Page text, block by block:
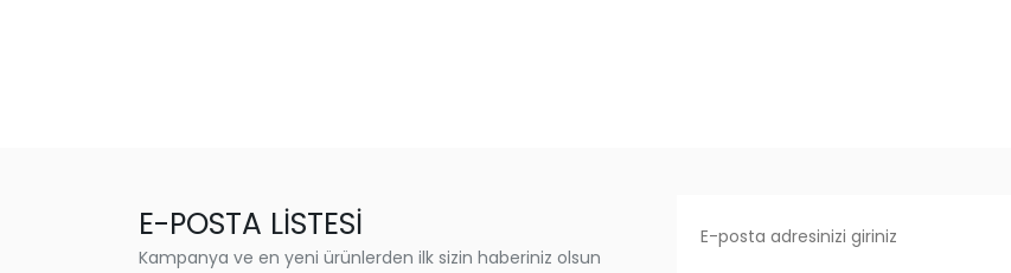
E-POSTA LİSTESİ
Kampanya ve en yeni ürünlerden ilk sizin haberiniz olsun